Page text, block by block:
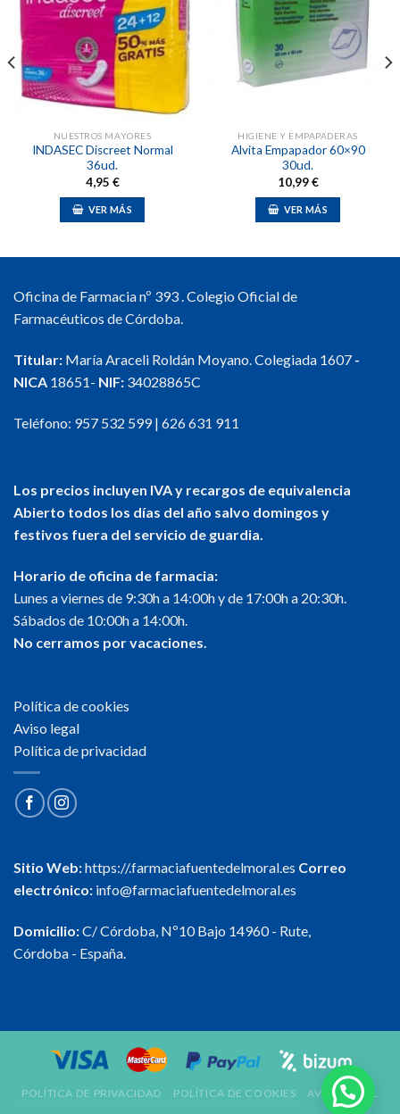
Añadir
a la
lista de
deseos
NUESTROS MAYORES
INDASEC Discreet Normal
36ud.
4,95 €
VER MÁS
Añadir
a la
lista de
deseos
HIGIENE Y EMPAPADERAS
Alvita Empapador 60×90
30ud.
10,99€
VER MÁS
Oficina de Farmacia nº 393 . Colegio Oficial de
Farmacéuticos de Córdoba.
Titular: María Araceli Roldán Moyano. Colegiada 1607 -
NICA 18651- NIF: 34028865C
Teléfono: 957 532 599| 626 631 911
Los precios incluyen IVA y recargos de equivalencia
Abierto todos los días del año salvo domingos y
festivos fuera del servicio de guardia.
Horario de oficina de farmacia:
Lunes a viernes de 9:30h a 14:00h y de 17:00h a 20:30h.
Sábados de 10:00h a 14:00h.
No cerramos por vacaciones.
Política de cookies
Aviso legal
Política de privacidad
Sitio Web:https://.farmaciafuentedelmoral.es Correo
electrónico: info@farmaciafuentedelmoral.es
Domicilio:C/ Córdoba, Nº10 Bajo 14960 - Rute,
Córdoba - España.
POLÍTICA DE PRIVACIDAD POLÍTICA DE COOKIES AVISO LEGAL